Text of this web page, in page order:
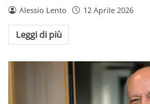
Alessio Lento 12 Aprile 2026
Leggi di più